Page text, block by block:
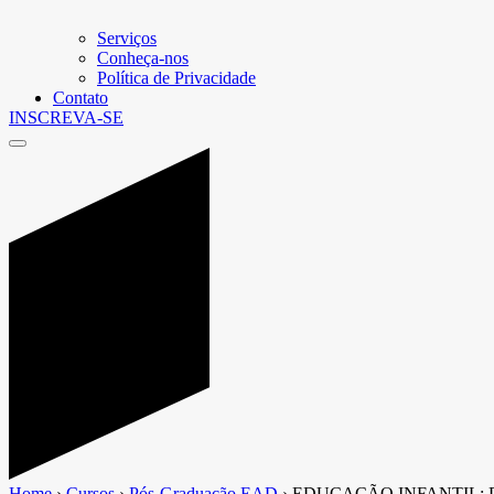
Serviços
Conheça-nos
Política de Privacidade
Contato
INSCREVA-SE